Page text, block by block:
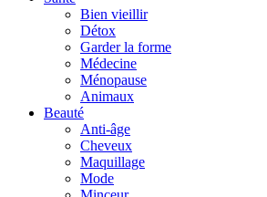
Bien vieillir
Détox
Garder la forme
Médecine
Ménopause
Animaux
Beauté
Anti-âge
Cheveux
Maquillage
Mode